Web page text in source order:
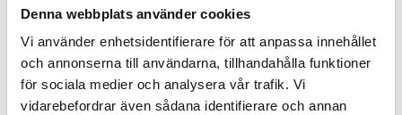
Denna webbplats använder cookies
Vi använder enhetsidentifierare för att anpassa innehållet
och annonserna till användarna, tillhandahålla funktioner
för sociala medier och analysera vår trafik. Vi
vidarebefordrar även sådana identifierare och annan
806lm 6000K
Pris:39 kr
39 kr
I lager, levereras inom 1-2 vardagar
Projector LED med 11
ljuseffekter
Pris:189 kr
189 kr
I lager, levereras inom 1-2 vardagar